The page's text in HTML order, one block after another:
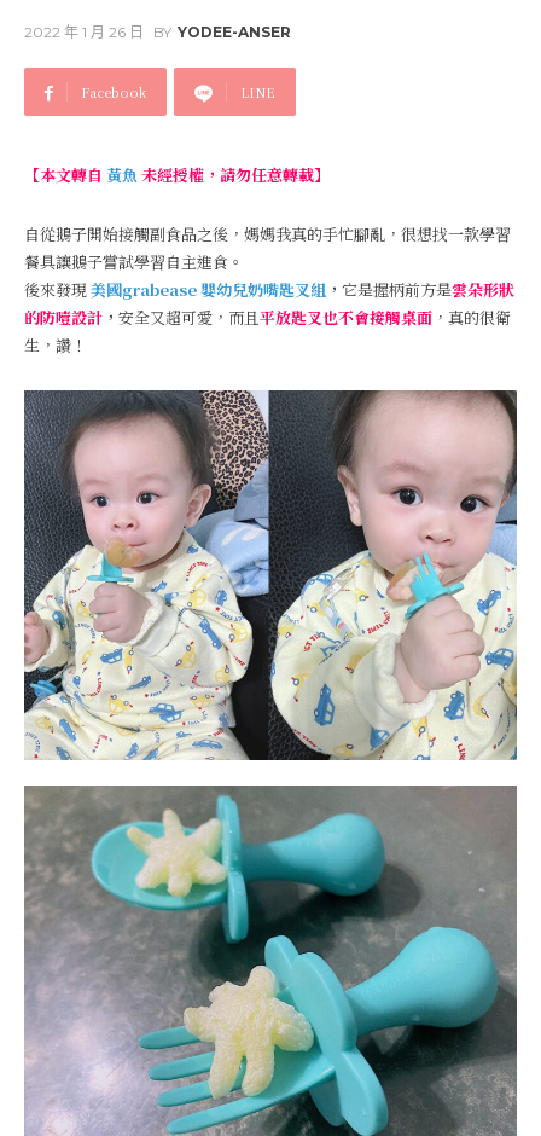
2022 年 1 月 26 日 BY YODEE-ANSER
Facebook LINE
【本文轉自 黃魚 未經授權，請勿任意轉載】
自從鵝子開始接觸副食品之後，媽媽我真的手忙腳亂，很想找一款學習
餐具讓鵝子嘗試學習自主進食。
後來發現美國grabease 嬰幼兒奶嘴匙叉組 ， 它是握柄前方是雲朵形狀
的防噎設計 ， 安全又超可愛，而且平放匙叉也不會接觸桌面 ，真的很衛
生，讚！